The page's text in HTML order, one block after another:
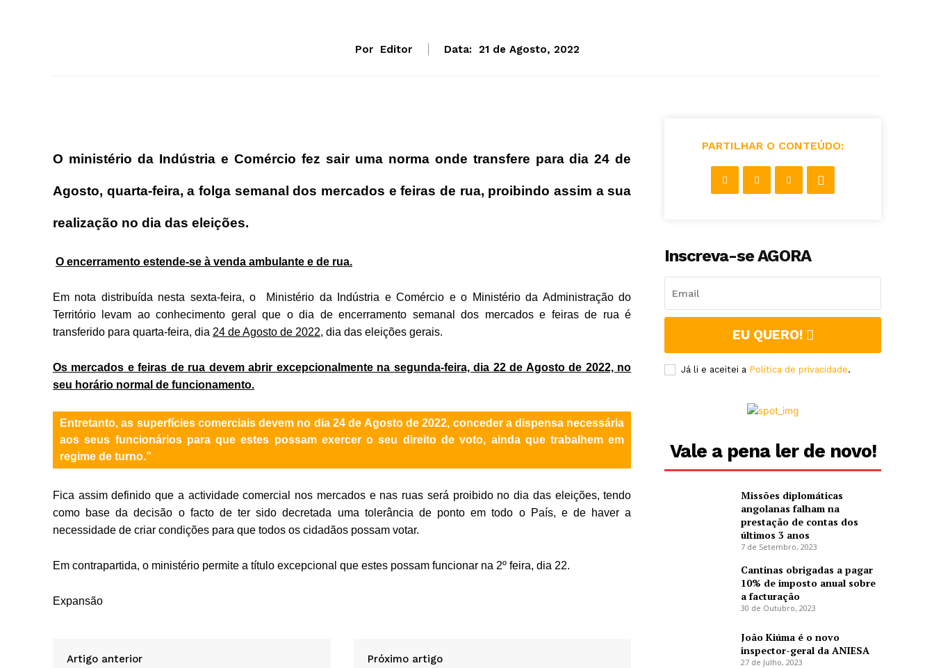
Por Editor Data: 21 de Agosto, 2022
O ministério da Indústria e Comércio fez sair uma norma onde transfere para dia 24 de
Agosto, quarta-feira, a folga semanal dos mercados e feiras de rua, proibindo assim a sua
realização no dia das eleições.
O encerramento estende-se à venda ambulante e de rua.
Em nota distribuída nesta sexta-feira, o Ministério da Indústria e Comércio e o Ministério da Administração do
Território levam ao conhecimento geral que o dia de encerramento semanal dos mercados e feiras de rua é
transferido para quarta-feira, dia 24 de Agosto de 2022, dia das eleições gerais.
Os mercados e feiras de rua devem abrir excepcionalmente na segunda-feira, dia 22 de Agosto de 2022, no
seu horário normal de funcionamento.
Entretanto, as superfícies comerciais devem no dia 24 de Agosto de 2022, conceder a dispensa necessária
aos seus funcionários para que estes possam exercer o seu direito de voto, ainda que trabalhem em
regime de turno.”
Fica assim definido que a actividade comercial nos mercados e nas ruas será proibido no dia das eleições, tendo
como base da decisão o facto de ter sido decretada uma tolerância de ponto em todo o País, e de haver a
necessidade de criar condições para que todos os cidadãos possam votar.
Em contrapartida, o ministério permite a título excepcional que estes possam funcionar na 2º feira, dia 22.
Expansão
Artigo anterior Próximo artigo
PARTILHAR O CONTEÚDO:
Inscreva-se AGORA
EU QUERO!
Já li e aceitei a Política de privacidade.
Vale a pena ler de novo!
Missões diplomáticas
angolanas falham na
prestação de contas dos
últimos 3 anos
7 de Setembro, 2023
Cantinas obrigadas a pagar
10% de imposto anual sobre
a facturação
30 de Outubro, 2023
João Kiúma é o novo
inspector-geral da ANIESA
27 de Julho, 2023